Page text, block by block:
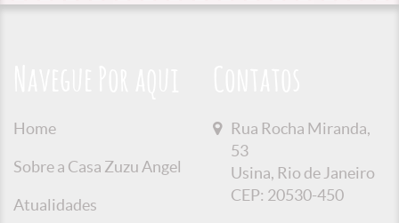
Home
Sobre a Casa Zuzu Angel
Atualidades
Rua Rocha Miranda,
53
Usina, Rio de Janeiro
CEP: 20530-450